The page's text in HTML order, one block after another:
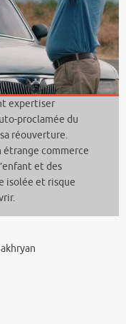
expertiser
proclamée du
réouverture.
étrange commerce
et des
isolée et risque